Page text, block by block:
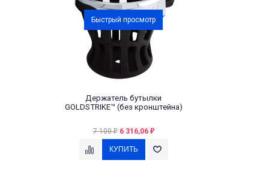
Быстрый просмотр
Держатель бутылки
GOLDSTRIKE™ (без кронштейна)
7 100₽ 6 316,06 ₽